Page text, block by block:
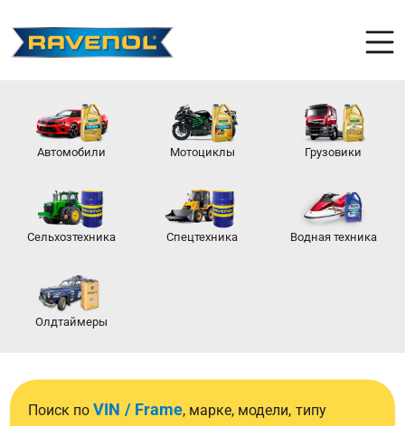
Автомобили Мотоциклы Грузовики
Сельхозтехника Спецтехника Водная техника
Олдтаймеры
Поиск поVIN / Frame, марке, модели, типу